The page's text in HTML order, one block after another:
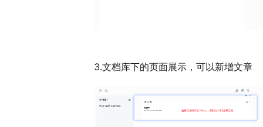
3.文档库下的页面展示，可以新增文章